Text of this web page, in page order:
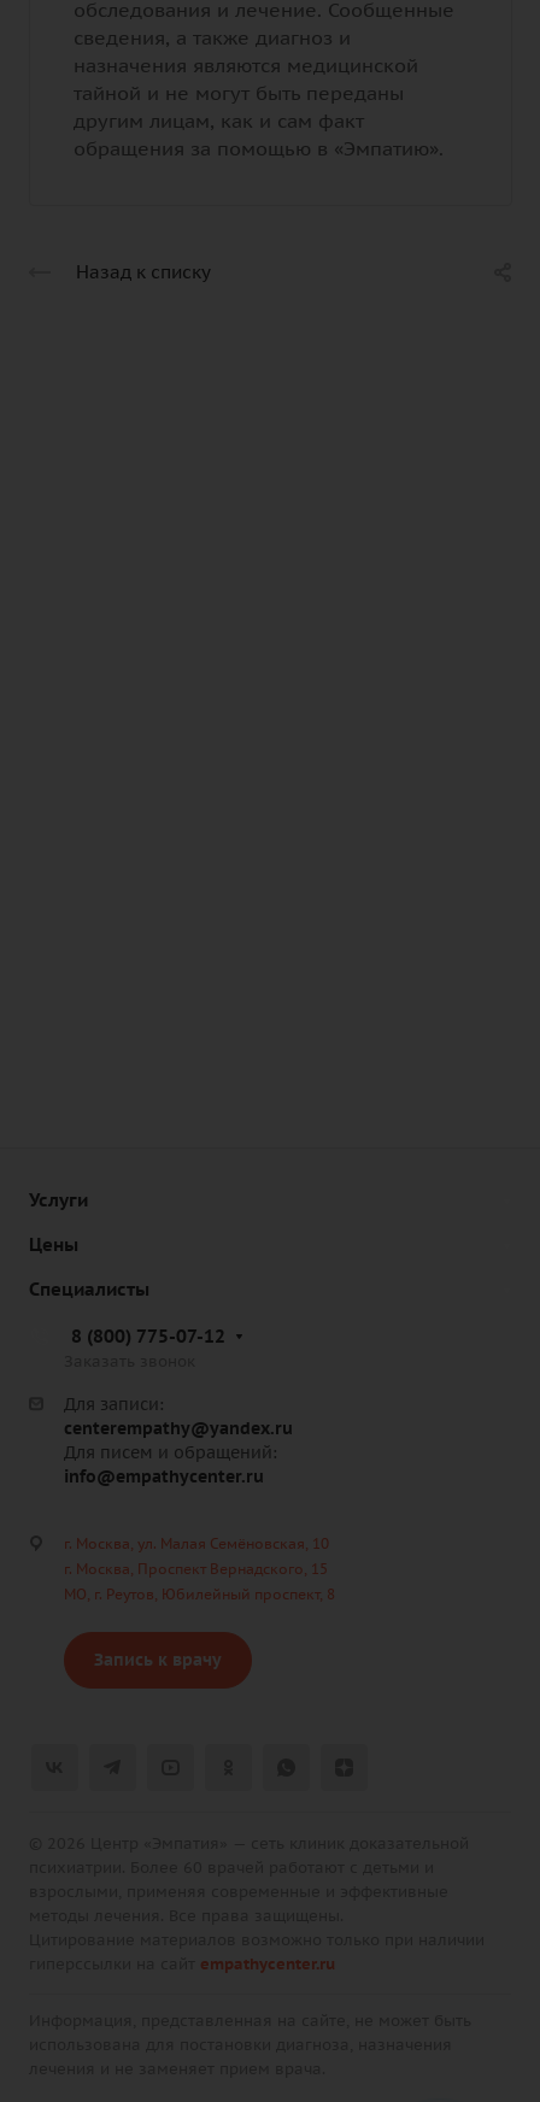
обследования и лечение. Сообщенные
сведения, а также диагноз и
назначения являются медицинской
тайной и не могут быть переданы
другим лицам, как и сам факт
обращения за помощью в «Эмпатию».
Назад к списку
Услуги
Цены
Специалисты
8 (800) 775-07-12
Для записи:
centerempathy@yandex.ru
Для писем и обращений:
info@empathycenter.ru
г. Москва, ул. Малая Семёновская, 10
г. Москва, Проспект Вернадского, 15
МО, г. Реутов, Юбилейный проспект, 8
Запись к врачу
empathycenter.ru